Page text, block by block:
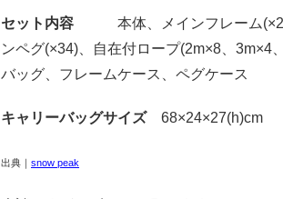
セット内容 本体、メインフレーム
ンペグ(×34)、自在付ロープ(2m×8、3m×4
バッグ、フレームケース、ペグケース
キャリーバッグサイズ68×24×27(h)cm
出典｜ snow peak